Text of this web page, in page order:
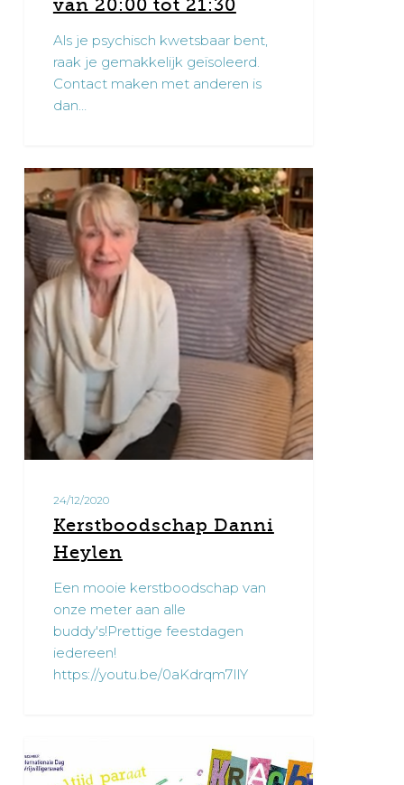
21:30
van 20:00 tot 21:30
Als je psychisch kwetsbaar bent,
raak je gemakkelijk geïsoleerd.
Contact maken met anderen is
dan…
Kerstboodschap
Danni
Heylen
24/12/2020
Kerstboodschap Danni
Heylen
Een mooie kerstboodschap van
onze meter aan alle
buddy's!Prettige feestdagen
iedereen!
https://youtu.be/0aKdrqm7IlY
1
VAN